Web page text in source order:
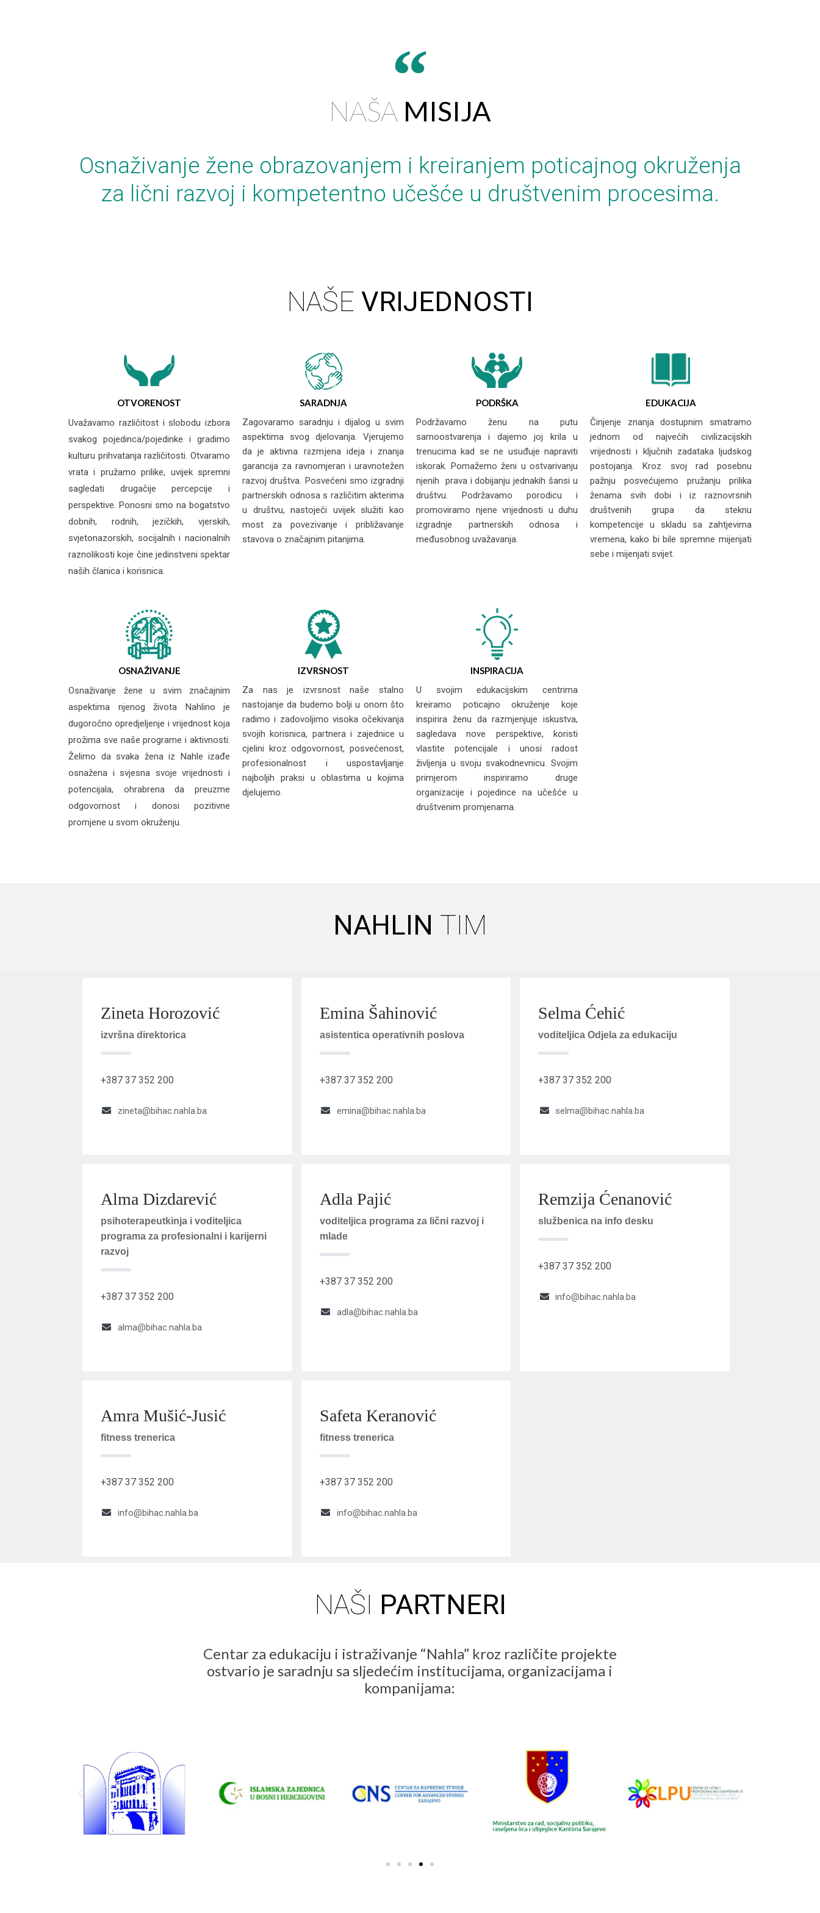
NAŠA MISIJA
Osnaživanje žene obrazovanjem i kreiranjem poticajnog okruženja
za lični razvoj i kompetentno učešće u društvenim procesima.
NAŠE VRIJEDNOSTI
OTVORENOST
Uvažavamo različitost i slobodu izbora
svakog pojedinca/pojedinke i gradimo
kulturu prihvatanja različitosti. Otvaramo
vrata i pružamo prilike, uvijek spremni
sagledati drugačije percepcije i
perspektive. Ponosni smo na bogatstvo
dobnih, rodnih, jezičkih, vjerskih,
svjetonazorskih, socijalnih i nacionalnih
raznolikosti koje čine jedinstveni spektar
naših članica i korisnica.
SARADNJA
Zagovaramo saradnju i dijalog u svim
aspektima svog djelovanja. Vjerujemo
da je aktivna razmjena ideja i znanja
garancija za ravnomjeran i uravnotežen
razvoj društva. Posvećeni smo izgradnji
partnerskih odnosa s različitim akterima
u društvu, nastojeći uvijek služiti kao
most za povezivanje i približavanje
stavova o značajnim pitanjima.
PODRŠKA
Podržavamo ženu na putu
samoostvarenja i dajemo joj krila u
trenucima kad se ne usuđuje napraviti
iskorak. Pomažemo ženi u ostvarivanju
njenih prava i dobijanju jednakih šansi u
društvu. Podržavamo porodicu i
promoviramo njene vrijednosti u duhu
izgradnje partnerskih odnosa i
međusobnog uvažavanja.
EDUKACIJA
Činjenje znanja dostupnim smatramo
jednom od najvećih civilizacijskih
vrijednosti i ključnih zadataka ljudskog
postojanja. Kroz svoj rad posebnu
pažnju posvećujemo pružanju prilika
ženama svih dobi i iz raznovrsnih
društvenih grupa da steknu
kompetencije u skladu sa zahtjevima
vremena, kako bi bile spremne mijenjati
sebe i mijenjati svijet.
OSNAŽIVANJE
Osnaživanje žene u svim značajnim
aspektima njenog života Nahlino je
dugoročno opredjeljenje i vrijednost koja
prožima sve naše programe i aktivnosti.
Želimo da svaka žena iz Nahle izađe
osnažena i svjesna svoje vrijednosti i
potencijala, ohrabrena da preuzme
odgovornost i donosi pozitivne
promjene u svom okruženju.
IZVRSNOST
Za nas je izvrsnost naše stalno
nastojanje da budemo bolji u onom što
radimo i zadovoljimo visoka očekivanja
svojih korisnica, partnera i zajednice u
cjelini kroz odgovornost, posvećenost,
profesionalnost i uspostavljanje
najboljih praksi u oblastima u kojima
djelujemo.
INSPIRACIJA
U svojim edukacijskim centrima
kreiramo poticajno okruženje koje
inspirira ženu da razmjenjuje iskustva,
sagledava nove perspektive, koristi
vlastite potencijale i unosi radost
življenja u svoju svakodnevnicu. Svojim
primjerom inspiriramo druge
organizacije i pojedince na učešće u
društvenim promjenama.
NAHLIN TIM
Zineta Horozović
izvršna direktorica
+387 37 352 200
zineta@bihac.nahla.ba
Emina Šahinović
asistentica operativnih poslova
+387 37 352 200
emina@bihac.nahla.ba
Selma Ćehić
voditeljica Odjela za edukaciju
+387 37 352 200
selma@bihac.nahla.ba
Alma Dizdarević
psihoterapeutkinja i voditeljica
programa za profesionalni i karijerni
razvoj
+387 37 352 200
alma@bihac.nahla.ba
Adla Pajić
voditeljica programa za lični razvoj i
mlade
+387 37 352 200
adla@bihac.nahla.ba
Remzija Ćenanović
službenica na info desku
+387 37 352 200
info@bihac.nahla.ba
Amra Mušić-Jusić
fitness trenerica
+387 37 352 200
info@bihac.nahla.ba
Safeta Keranović
fitness trenerica
+387 37 352 200
info@bihac.nahla.ba
NAŠI PARTNERI
Centar za edukaciju i istraživanje “Nahla” kroz različite projekte
ostvario je saradnju sa sljedećim institucijama, organizacijama i
kompanijama:
N